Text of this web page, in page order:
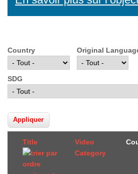
Country Original
SDG
Title
Video
Category